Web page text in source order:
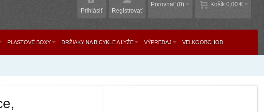
Košík 0,00 €
Porovnať (0)
Prihlásiť
Registrovať
PLASTOVÉ BOXY DRŽIAKY NA BICYKLE A LYŽE VÝPREDAJ VELKOOBCHOD